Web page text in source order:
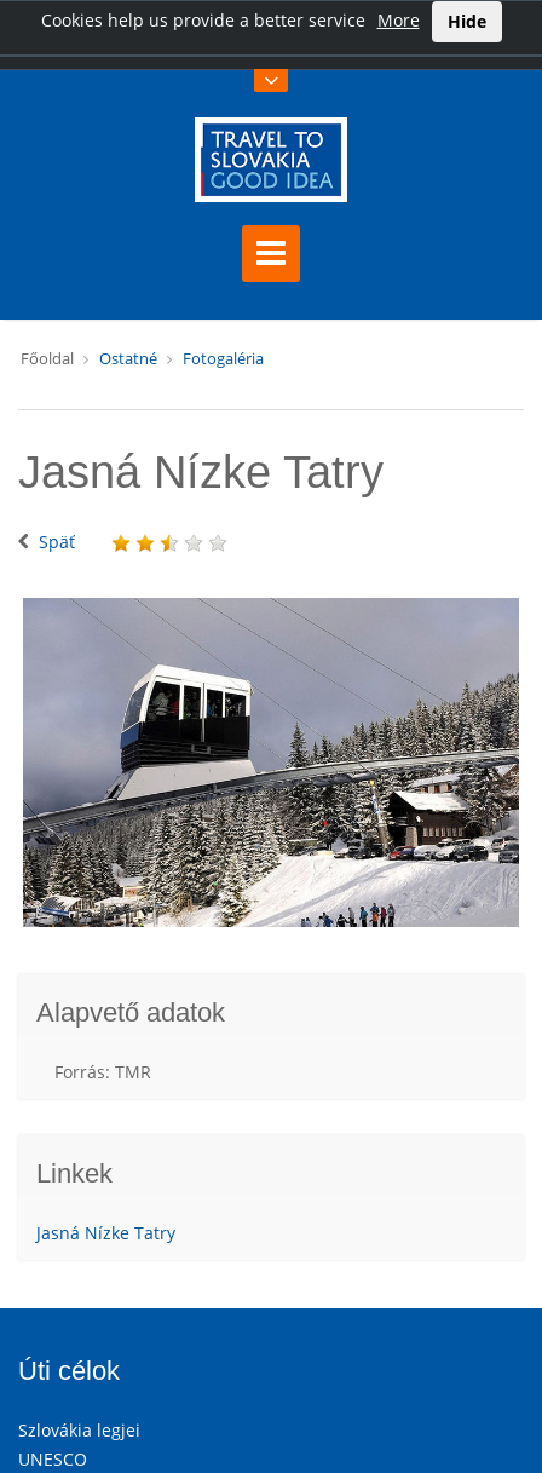
Cookies help us provide a better service More Hide
Főoldal Ostatné Fotogaléria
Jasná Nízke Tatry
Späť
Alapvető adatok
Forrás: TMR
Linkek
Jasná Nízke Tatry
Úti célok
Szlovákia legjei
UNESCO